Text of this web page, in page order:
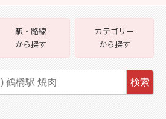
駅・路線
から探す
カテゴリー
から探す
検索